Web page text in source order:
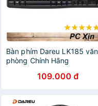
Bàn phím Dareu LK185 văn
phòng Chính Hãng
109.000 đ